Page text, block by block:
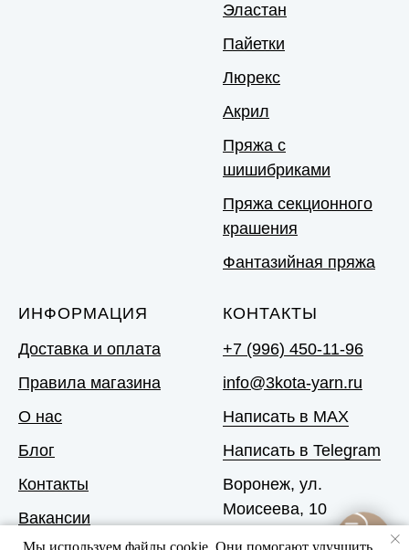
Эластан
Пайетки
Люрекс
Акрил
Пряжа с
шишибриками
Пряжа секционного
крашения
Фантазийная пряжа
ИНФОРМАЦИЯ
Доставка и оплата
Правила магазина
О нас
Блог
Контакты
Вакансии
КОНТАКТЫ
+7 (996) 450-11-96
info@3kota-yarn.ru
Написать в MAX
Написать в Telegram
Воронеж, ул.
Моисеева, 10
Мы используем файлы cookie. Они помогают улучшить